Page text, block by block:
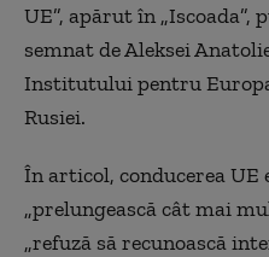
UE”, apărut în „Iscoada”,
semnat de Aleksei
Institutului pentru
Rusiei.
În articol, conducerea UE
„prelungească cât mai
„refuză să recunoască